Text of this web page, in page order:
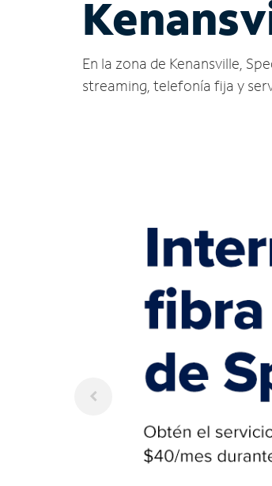
En la zona de Kenansville,
streaming, telefonía fija y